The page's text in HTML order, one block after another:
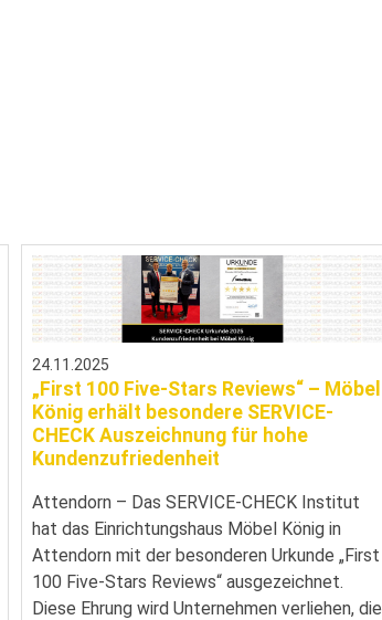
24.11.2025
„First 100 Five-Stars Reviews“ – Möbel
König erhält besondere SERVICE-
CHECK Auszeichnung für hohe
Kundenzufriedenheit
Attendorn – Das SERVICE-CHECK Institut
hat das Einrichtungshaus Möbel König in
Attendorn mit der besonderen Urkunde „First
100 Five-Stars Reviews“ ausgezeichnet.
Diese Ehrung wird Unternehmen verliehen, die